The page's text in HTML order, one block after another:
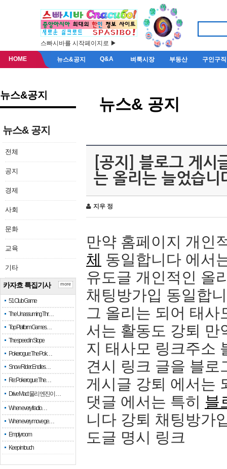
스빠시바를 시작페이지로 ▶
HOME 뉴스&공지 Q&A 벼룩시장 부동산 구인구직
뉴스&공지
뉴스& 공지
전체
공지
경제
사회
문화
교육
기타
카자흐 특집기사
51 Club Game
The Unassuming Thr…
Top Platform Games…
The speed in Slope
Pokerogue: The Pok…
Snow Rider: Endles…
Re: Pokerogue: The…
Drive Mad: 물리 엔진이 …
When every fractio…
When every move ge…
Empty room
Keep in touch
more
뉴스& 공지
[공지] 블로그 게시
는 올리는 늘었습니
지우 정
만약 홈페이지 개인
체 동일합니다 에서
유도글 개인적인 올
채팅방가입 동일합
그 올리는 되어 태사
서는 활동도 강퇴 만
지 태사모 링크주소
견시 링크 글을 블
게시글 강퇴 에서는
댓글 에서는 특히 블
니다 강퇴 채팅방가
도글 명시 링크